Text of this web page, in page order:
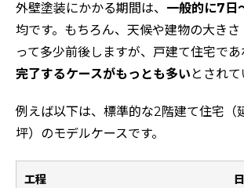
外壁塗装にかかる期間は、 一般的に7日
均です。もちろん、天候や建物の大きさ
って多少前後しますが、戸建て住宅であ
完了するケースがもっとも多い とされて
例えば以下は、標準的な2階建て住宅（
坪）のモデルケースです。
工程